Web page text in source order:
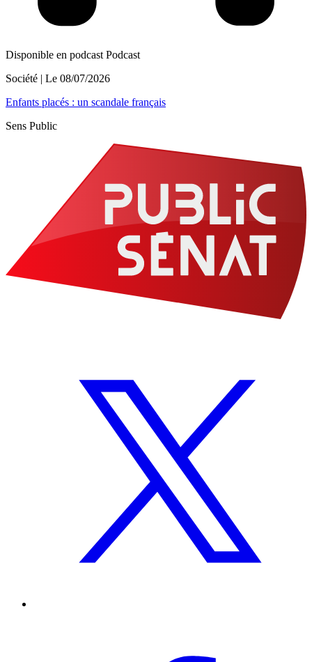
Disponible en podcast Podcast
Société | Le 08/07/2026
Enfants placés : un scandale français
Sens Public